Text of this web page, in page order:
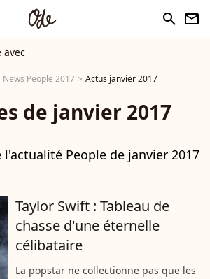
search newsletter
avec
News People 2017 Actus janvier 2017
de janvier 2017
People de janvier 2017
Taylor Swift : Tableau de
chasse d'une éternelle
célibataire
La popstar ne collectionne pas que les